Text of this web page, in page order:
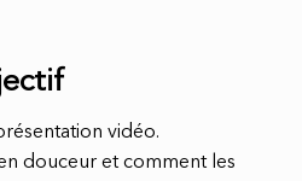
vidéo.
douceur et comment les